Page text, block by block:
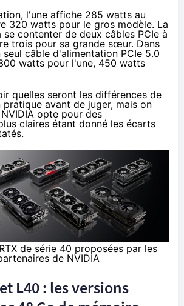
l'une affiche 285 watts au
320 watts pour le gros modèle. La
se contenter de deux câbles PCIe à
trois pour sa grande sœur. Dans
seul câble d'alimentation PCIe 5.0
watts pour l'une, 450 watts
quelles seront les différences de
avant de juger, mais on
opte pour des
claires étant donné les écarts
de série 40 proposées par les
de NVIDIA
L40 : les versions